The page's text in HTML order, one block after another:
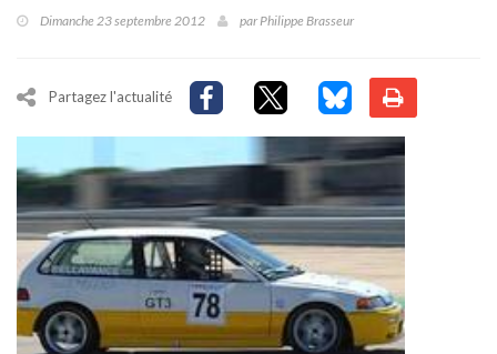
Dimanche 23 septembre 2012 parPhilippe Brasseur
Partagez l'actualité